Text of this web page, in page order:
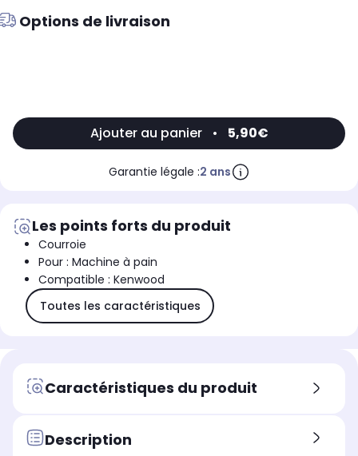
Options de livraison
Ajouter au panier • 5,90€
Garantie légale :2 ans
Les points forts du produit
Courroie
Pour : Machine à pain
Compatible : Kenwood
Toutes les caractéristiques
Caractéristiques du produit
Description